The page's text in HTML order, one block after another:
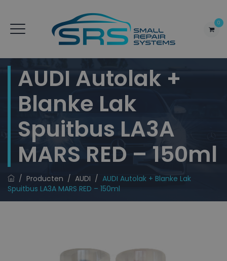
0
AUDI Autolak +
Blanke Lak
Spuitbus LA3A
MARS RED – 150ml
/ Producten / AUDI / AUDI Autolak + Blanke Lak
Spuitbus LA3A MARS RED – 150ml